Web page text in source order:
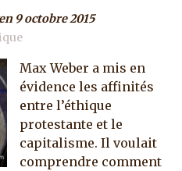
9 octobre 2015
Max Weber a mis en
évidence les affinités
entre l’éthique
protestante et le
capitalisme. Il voulait
comprendre comment